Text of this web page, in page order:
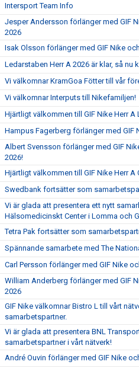
Intersport Team Info
Jesper Andersson förlänger med GIF
2026
Isak Olsson förlänger med GIF Nike
Ledarstaben Herr A 2026 är klar, så nu
Vi välkomnar KramGoa Fötter till vår
Vi välkomnar Interputs till Nikefamiljen!
Hjärtligt välkommen till GIF Nike Herr A
Hampus Fagerberg förlänger med GIF
Albert Svensson förlänger med GIF
2026!
Hjärtligt välkommen till GIF Nike Herr A
Swedbank fortsätter som
Vi är glada att presentera ett nytt
Hälsomedicinskt Center i Lomma och
Tetra Pak fortsätter som
Spännande samarbete med The
Carl Persson förlänger med GIF Nike
William Anderberg förlänger med GIF
2026
GIF Nike välkomnar Bistro L till vårt
samarbetspartner.
Vi är glada att presentera BNL
samarbetspartner i vårt nätverk!
André Ouvin förlänger med GIF Nike